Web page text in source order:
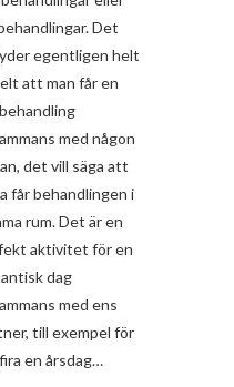
Det
egentligen helt
att man får en
med någon
det vill säga att
får behandlingen i
rum. Det är en
aktivitet för en
dag
med ens
till exempel för
en årsdag…